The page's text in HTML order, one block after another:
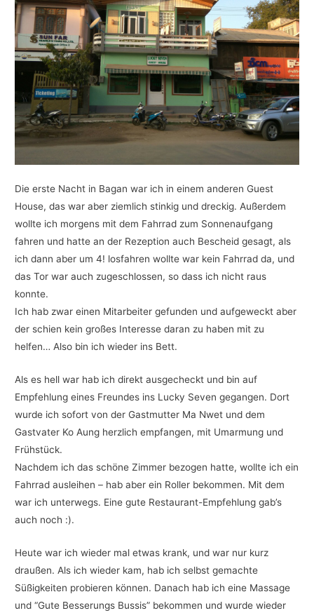
Die erste Nacht in Bagan war ich in einem anderen Guest
House, das war aber ziemlich stinkig und dreckig. Außerdem
wollte ich morgens mit dem Fahrrad zum Sonnenaufgang
fahren und hatte an der Rezeption auch Bescheid gesagt, als
ich dann aber um 4! losfahren wollte war kein Fahrrad da, und
das Tor war auch zugeschlossen, so dass ich nicht raus
konnte.
Ich hab zwar einen Mitarbeiter gefunden und aufgeweckt aber
der schien kein großes Interesse daran zu haben mit zu
helfen… Also bin ich wieder ins Bett.
Als es hell war hab ich direkt ausgecheckt und bin auf
Empfehlung eines Freundes ins Lucky Seven gegangen. Dort
wurde ich sofort von der Gastmutter Ma Nwet und dem
Gastvater Ko Aung herzlich empfangen, mit Umarmung und
Frühstück.
Nachdem ich das schöne Zimmer bezogen hatte, wollte ich ein
Fahrrad ausleihen – hab aber ein Roller bekommen. Mit dem
war ich unterwegs. Eine gute Restaurant-Empfehlung gab’s
auch noch :).
Heute war ich wieder mal etwas krank, und war nur kurz
draußen. Als ich wieder kam, hab ich selbst gemachte
Süßigkeiten probieren können. Danach hab ich eine Massage
und “Gute Besserungs Bussis” bekommen und wurde wieder